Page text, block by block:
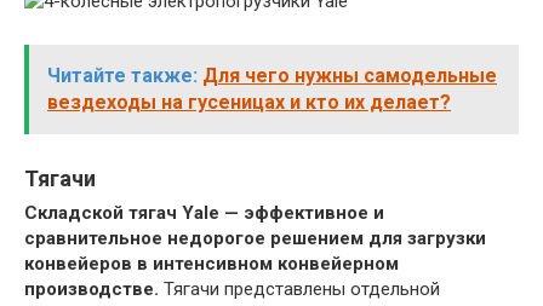
Читайте также: Для чего нужны самодельные
вездеходы на гусеницах и кто их делает?
Тягачи
Складской тягач Yale — эффективное и
сравнительное недорогое решением для загрузки
конвейеров в интенсивном конвейерном
производстве. Тягачи представлены отдельной